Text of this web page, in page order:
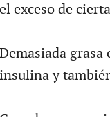
el exceso de
Demasiada
insulina y